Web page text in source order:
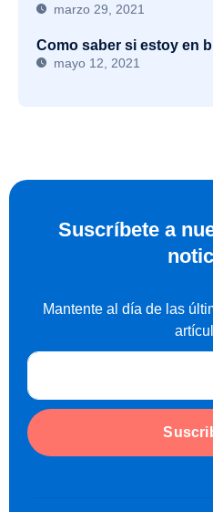
marzo 29, 2021
Como saber si estoy en
mayo 12, 2021
Suscríbete a
Mantente al día de las